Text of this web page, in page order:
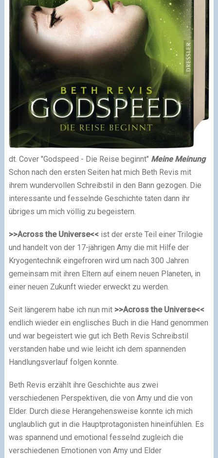
dt. Cover "Godspeed - Die Reise beginnt" Meine Meinung
Schon nach den ersten Seiten hat mich Beth Revis mit
ihrem wundervollen Schreibstil in den Bann gezogen. Die
interessante und fesselnde Geschichte taten dann ihr
übriges um mich völlig zu begeistern.
>>Across the Universe<< ist der erste Teil einer Trilogie
und handelt von der 17-jährigen Amy die mit Hilfe der
Kryogentechnik eingefroren wird um nach 300 Jahren
gemeinsam mit ihren Eltern auf einem neuen Planeten, in
einer neuen Zukunft wieder erweckt zu werden.
Seit längerem habe ich nun mit >>Across the Universe<<
endlich wieder ein englisches Buch in die Hand genommen
und war begeistert wie gut ich Beth Revis Schreibstil
verstanden habe und wie leicht ich dem spannenden
Handlungsverlauf folgen konnte.
Beth Revis erzählt ihre Geschichte aus zwei
verschiedenen Perspektiven, die von Amy und die von
Elder. Durch diese Herangehensweise konnte ich mich
unglaublich gut in die Hauptprotagonisten hineinfühlen. Es
was spannend und emotional fesselnd zugleich die
verschiedenen Emotionen von Amy und Elder